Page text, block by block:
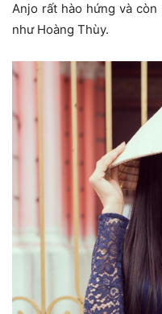
Anjo rất hào hứng và
như Hoàng Thùy.